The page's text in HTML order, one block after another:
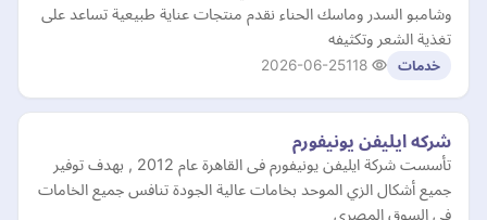
وشامبو السدر وماسك الحناء نقدم منتجات عناية طبيعية تساعد على
تغذية الشعر وتكثيفه
خدمات 2026-06-25
شركه ايليفن يونيفورم
تأسست شركة ايليفن يونيفورم فى القاهرة عام 2012 , بهدف توفير
جميع أشكال الزي الموحد بخامات عالية الجودة تنافس جميع الخامات
في السوق المصري